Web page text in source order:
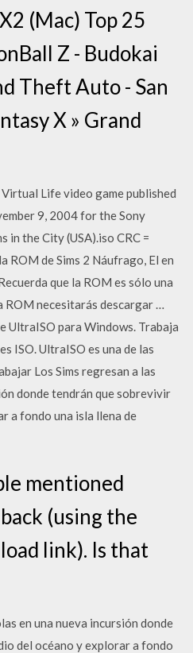
(Mac) Top 25
Z - Budokai
Theft Auto - San
X » Grand
Life video game published
9, 2004 for the Sony
in the City (USA).iso CRC =
de Sims 2 Náufrago, El en
que la ROM es sólo una
necesitarás descargar …
UltraISO para Windows. Trabaja
ISO. UltraISO es una de las
Los Sims regresan a las
donde tendrán que sobrevivir
a fondo una isla llena de
mentioned
(using the
link). Is that
en una nueva incursión donde
del océano y explorar a fondo